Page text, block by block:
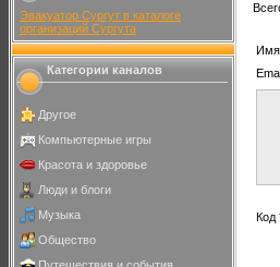
Эвакуатор Сургут в каталоге
организаций Сургута
Категории каналов
Другое
Компьютерные игры
Красота и здоровье
Люди и блоги
Музыка
Общество
Имя
Код